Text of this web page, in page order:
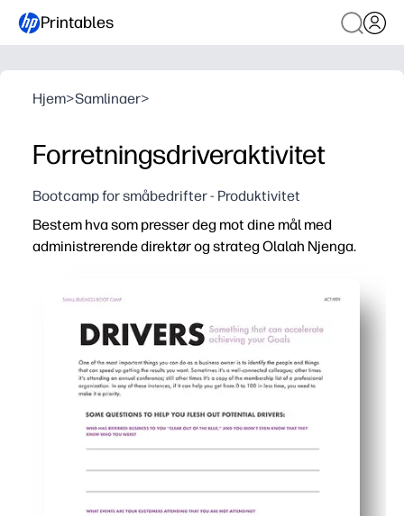
Printables
Hjem>Samlinaer>
Forretningsdriveraktivitet
Bootcamp for småbedrifter - Produktivitet
Bestem hva som presser deg mot dine mål med
administrerende direktør og strateg Olalah Njenga.